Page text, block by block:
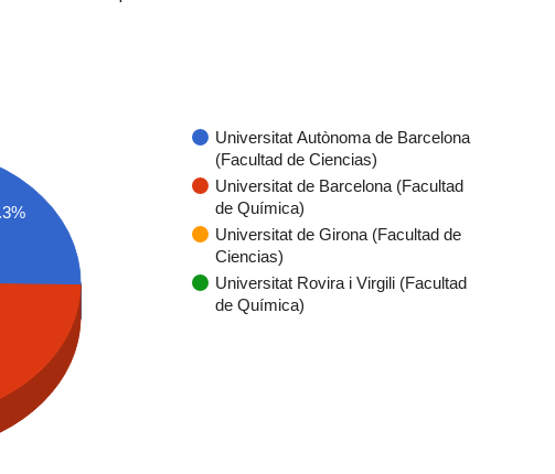
Universitat Autònoma de Barcelona
(Facultad de Ciencias)
Universitat de Barcelona (Facultad
de Química)
Universitat de Girona (Facultad de
Ciencias)
Universitat Rovira i Virgili (Facultad
de Química)